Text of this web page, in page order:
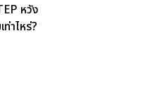
หวัง
าไหร่?